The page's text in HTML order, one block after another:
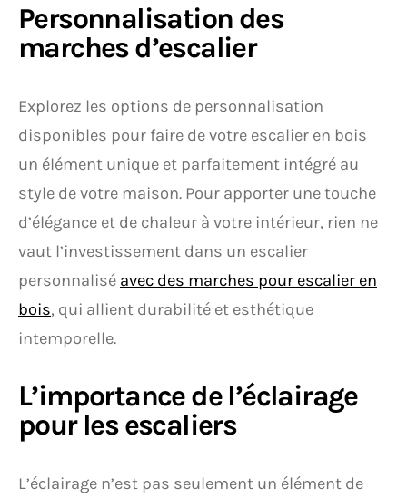
Personnalisation des
marches d’escalier
Explorez les options de personnalisation
disponibles pour faire de votre escalier en bois
un élément unique et parfaitement intégré au
style de votre maison. Pour apporter une touche
d’élégance et de chaleur à votre intérieur, rien ne
vaut l’investissement dans un escalier
personnalisé avec des marches pour escalier en
bois, qui allient durabilité et esthétique
intemporelle.
L’importance de l’éclairage
pour les escaliers
L’éclairage n’est pas seulement un élément de